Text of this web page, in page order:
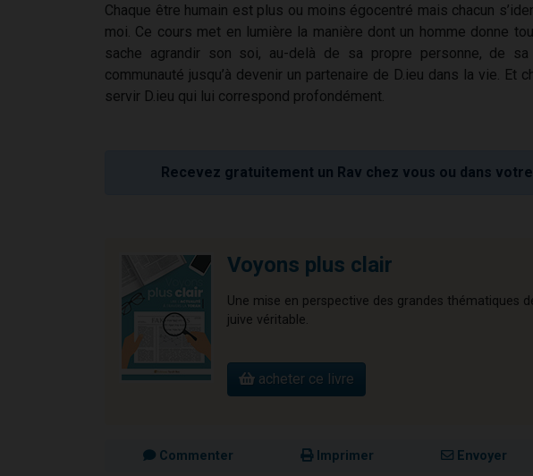
Chaque être humain est plus ou moins égocentré mais chacun
moi. Ce cours met en lumière la manière dont un homme donne
sache agrandir son soi, au-delà de sa propre personne, de
communauté jusqu’à devenir un partenaire de D.ieu dans la vie. Et
servir D.ieu qui lui correspond profondément.
Recevez gratuitement un Rav chez vous ou dans
Voyons plus clair
Une mise en perspective des grandes thématiques
juive véritable.
acheter ce livre
Commenter Imprimer Envoyer